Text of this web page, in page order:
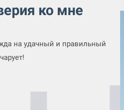
ко мне
на удачный и правильный